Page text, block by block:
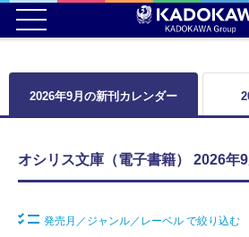
2026年9月の新刊カレンダー
オシリス文庫（電子書籍） 2026年
発売月／ジャンル／レーベル で絞り込む